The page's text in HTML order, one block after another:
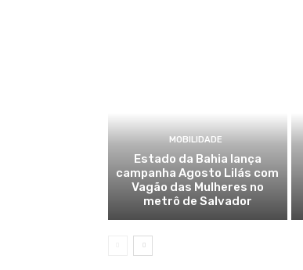
MOBILIDADE
Estado da Bahia lança
campanha Agosto Lilás com
Vagão das Mulheres no
metrô de Salvador